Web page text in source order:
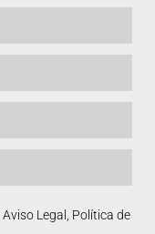
Aviso Legal, Política de